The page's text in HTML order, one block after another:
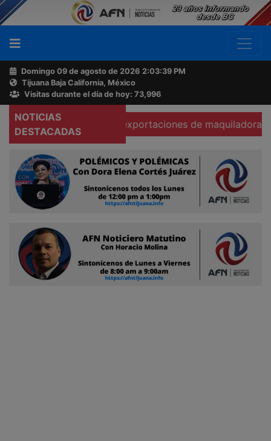
Domingo 09 de agosto de 2026 2:03:40 PM
Tijuana Baja California, México
Visitas durante el día de hoy: 73,996
NOTICIAS
DESTACADAS
Se hunden 37% exportaciones de maquiladoras en Tecate
Buscador
Acerca
de
AFN
Ventas
Contacto
Reportero
Ciudadano